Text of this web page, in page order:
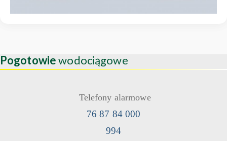
Pogotowiewodociągowe
Telefony alarmowe
76 87 84 000
994